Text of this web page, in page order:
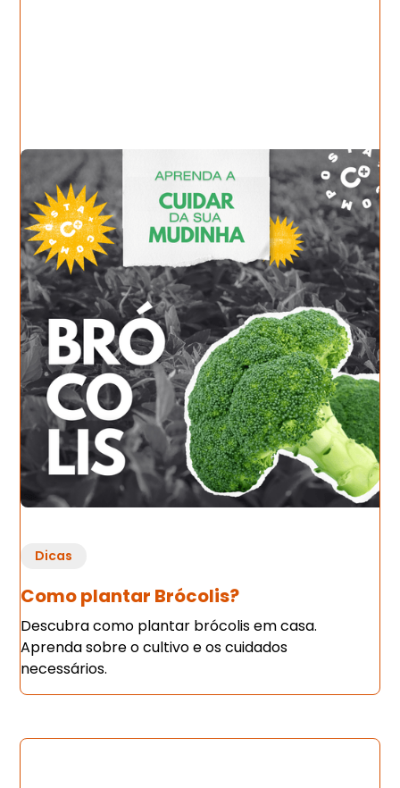
Dicas
Como plantar Brócolis?
Descubra como plantar brócolis em casa.
Aprenda sobre o cultivo e os cuidados
necessários.